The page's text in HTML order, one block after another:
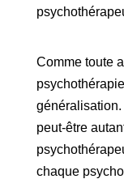
Comme toute
généralisation.
peut-être
chaque